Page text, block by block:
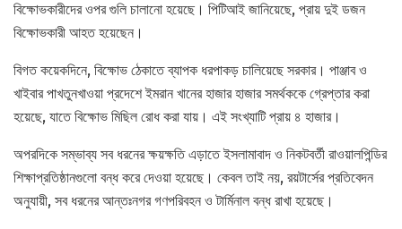
বিক্ষোভকারীদের ওপর গুলি চালানো হয়েছে। পিটিআই জানিয়েছে, প্রায় দুই ডজন
বিক্ষোভকারী আহত হয়েছেন।
বিগত কয়েকদিনে, বিক্ষোভ ঠেকাতে ব্যাপক ধরপাকড় চালিয়েছে সরকার। পাঞ্জাব ও
খাইবার পাখতুনখাওয়া প্রদেশে ইমরান খানের হাজার হাজার সমর্থককে গ্রেপ্তার করা
হয়েছে, যাতে বিক্ষোভ মিছিল রোধ করা যায়। এই সংখ্যাটি প্রায় ৪ হাজার।
অপরদিকে সম্ভাব্য সব ধরনের ক্ষয়ক্ষতি এড়াতে ইসলামাবাদ ও নিকটবর্তী রাওয়ালপিন্ডির
শিক্ষাপ্রতিষ্ঠানগুলো বন্ধ করে দেওয়া হয়েছে। কেবল তাই নয়, রয়টার্সের প্রতিবেদন
অনুযায়ী, সব ধরনের আন্তঃনগর গণপরিবহন ও টার্মিনাল বন্ধ রাখা হয়েছে।